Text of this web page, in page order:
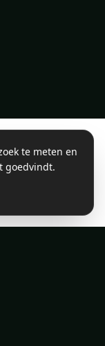
te meten en
goedvindt.